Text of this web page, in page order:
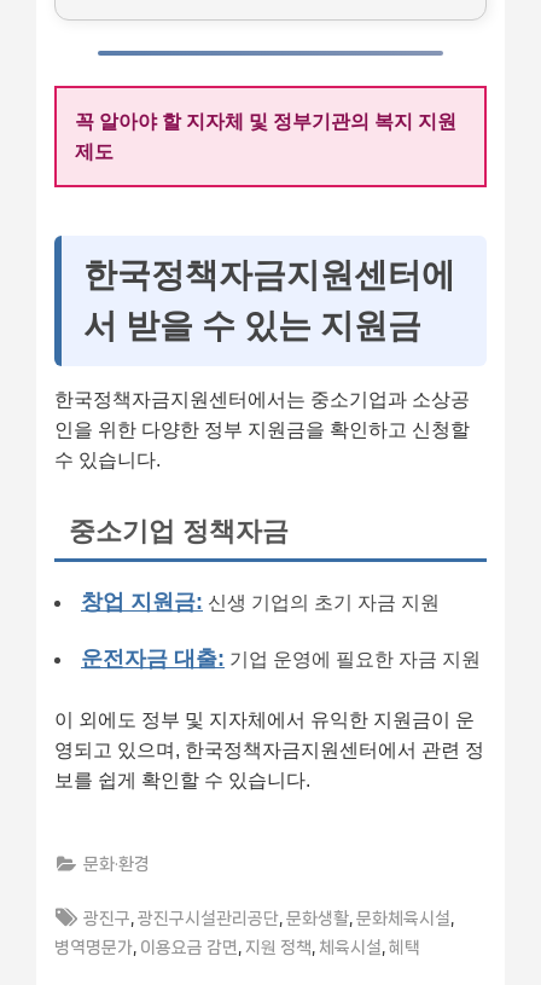
꼭 알아야 할 지자체 및 정부기관의 복지 지원
제도
한국정책자금지원센터에
서 받을 수 있는 지원금
한국정책자금지원센터에서는 중소기업과 소상공
인을 위한 다양한 정부 지원금을 확인하고 신청할
수 있습니다.
중소기업 정책자금
창업 지원금: 신생 기업의 초기 자금 지원
운전자금 대출: 기업 운영에 필요한 자금 지원
이 외에도 정부 및 지자체에서 유익한 지원금이 운
영되고 있으며, 한국정책자금지원센터에서 관련 정
보를 쉽게 확인할 수 있습니다.
문화·환경
Tags:
광진구 ,광진구시설관리공단 ,문화생활 ,문화체육시설
병역명문가 이용요금 감면 지원 정책 체육시설 혜택